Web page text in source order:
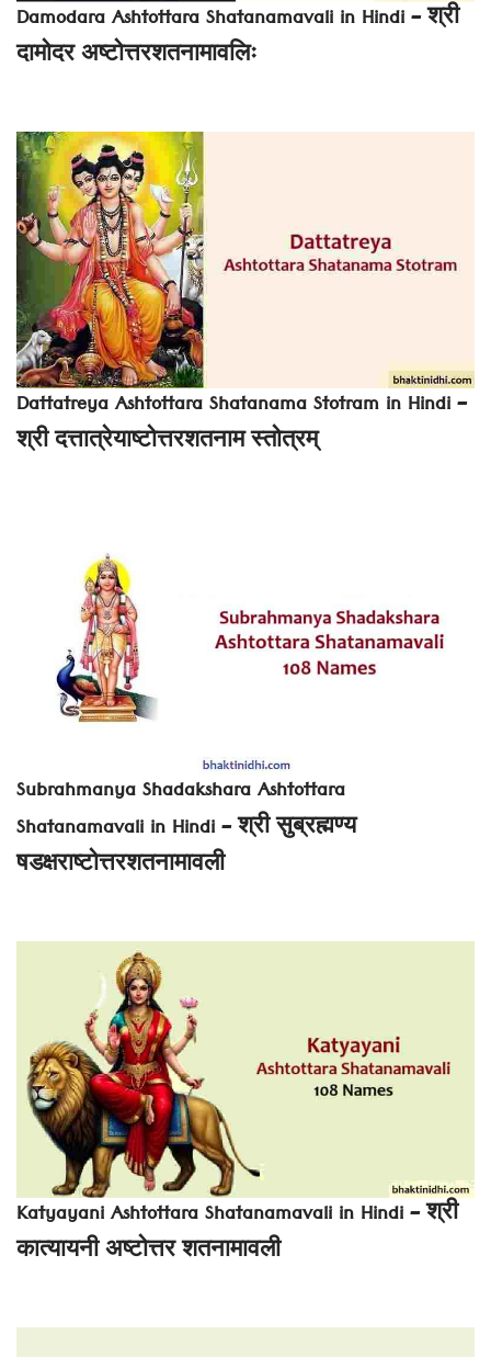
Damodara Ashtottara Shatanamavali in Hindi – श्री
दामोदर अष्टोत्तरशतनामावलिः
Dattatreya Ashtottara Shatanama Stotram in Hindi –
श्री दत्तात्रेयाष्टोत्तरशतनाम स्तोत्रम्
Subrahmanya Shadakshara Ashtottara
Shatanamavali in Hindi – श्री सुब्रह्मण्य
षडक्षराष्टोत्तरशतनामावली
Katyayani Ashtottara Shatanamavali in Hindi – श्री
कात्यायनी अष्टोत्तर शतनामावली